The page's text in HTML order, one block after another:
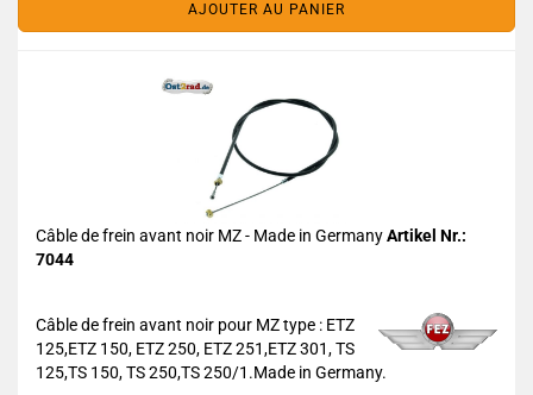
AJOUTER AU PANIER
Câble de frein avant noir MZ - Made in GermanyArtikel Nr.:
7044
Câble de frein avant noir pour MZ type : ETZ
125,ETZ 150, ETZ 250, ETZ 251,ETZ 301, TS
125,TS 150, TS 250,TS 250/1.Made in Germany.